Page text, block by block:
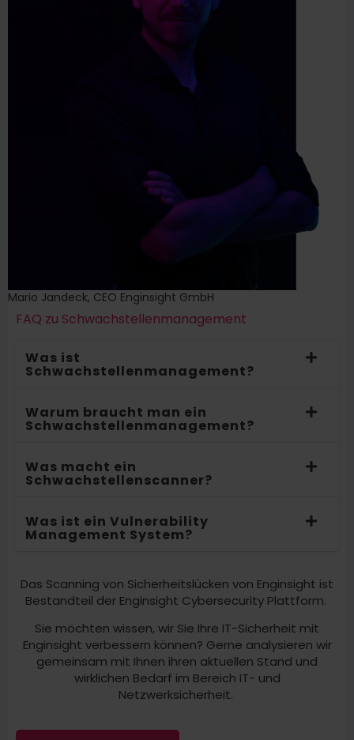
Mario Jandeck, CEO Enginsight GmbH
FAQ zu Schwachstellenmanagement
Was ist
Schwachstellenmanagement?
Warum braucht man ein
Schwachstellenmanagement?
Was macht ein
Schwachstellenscanner?
Was ist ein Vulnerability
Management System?
Das Scanning von Sicherheitslücken von Enginsight ist
Bestandteil der Enginsight Cybersecurity Plattform.
Sie möchten wissen, wir Sie Ihre IT-Sicherheit mit
Enginsight verbessern können? Gerne analysieren wir
gemeinsam mit Ihnen ihren aktuellen Stand und
wirklichen Bedarf im Bereich IT- und
Netzwerksicherheit.